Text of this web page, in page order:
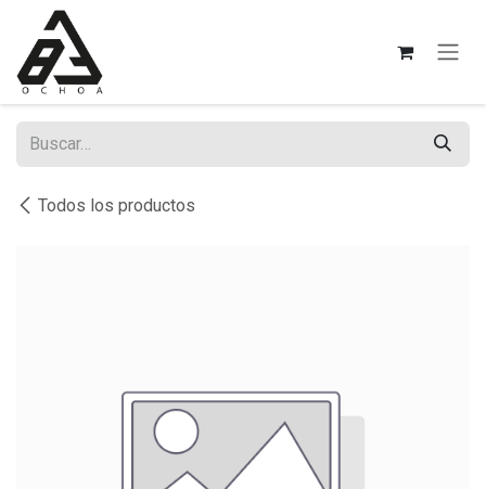
Ir al contenido
Todos los productos